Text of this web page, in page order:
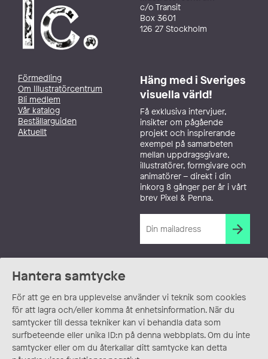
Hantera samtycke
För att ge en bra upplevelse använder vi teknik som cookies
för att lagra och/eller komma åt enhetsinformation. När du
samtycker till dessa tekniker kan vi behandla data som
surfbeteende eller unika ID:n på denna webbplats. Om du inte
samtycker eller om du återkallar ditt samtycke kan detta
c/o Transit
Box 3601
126 27 Stockholm
Förmedling
Om Illustratörcentrum
Bli medlem
Vår katalog
Beställarguiden
Aktuellt
Häng med i Sveriges
visuella värld!
Få exklusiva intervjuer,
insikter om pågående
projekt och inspirerande
exempel på samarbeten
mellan uppdragsgivare,
illustratörer, formgivare och
animatörer – direkt i din
inkorg 8 gånger per år i vårt
brev Pixel & Penna.